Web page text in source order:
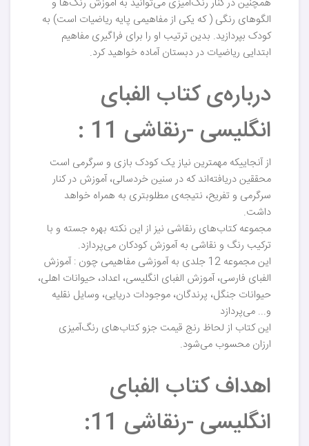
همچنین در کنار رنگ‌آمیزی می‌توانید به آموزش رنگ‌ها و
الگوهای رنگی ( که یکی از مفاهیمی پایه ریاضیات است) به
کودک بپردازید. بدین ترتیب او را برای فراگیری مفاهیم
ابتدایی ریاضیات در دبستان آماده خواهید کرد.
درباره‌ی کتاب الفبای
انگلیسی -رنقاشی 11 :
از آنجاییکه مهمترین نیاز یک کودک بازی و سرگرمی است
محققین دریافته‌اند که در سنین خردسالی، آموزش در کنار
سرگرمی و تفریح، نتیجه‌ی مطلوبتری به همراه خواهد
داشت.
مجموعه کتاب‌های رنقاشی نیز از این نکته بهره جسته و با
ترکیب رنگ و نقاشی به آموزش کودکان می‌پردازد.
این مجموعه 12 جلدی به آموزشی مفاهیمی چون : آموزش
الفبای فارسی، آموزش الفبای انگلیسی، اعداد، حیوانات اهلی،
حیوانات جنگل، پرندگان، موجودات دریایی، وسایل نقلیه
و... می‌پردازد
این کتاب از لحاظ رنج قیمت جزو کتاب‌های رنگ‌آمیزی
ارزان محسوب می‌شود.
اهداف کتاب الفبای
انگلیسی -رنقاشی 11: